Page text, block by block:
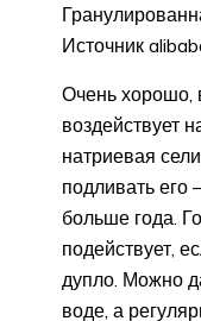
Источник
Очень хорошо,
воздействует
натриевая
подливать его
больше года.
подействует,
дупло. Можно
воде, а